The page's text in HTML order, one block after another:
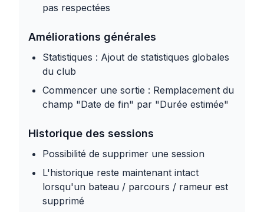
pas respectées
Améliorations générales
Statistiques : Ajout de statistiques globales
du club
Commencer une sortie : Remplacement du
champ "Date de fin" par "Durée estimée"
Historique des sessions
Possibilité de supprimer une session
L'historique reste maintenant intact
lorsqu'un bateau / parcours / rameur est
supprimé